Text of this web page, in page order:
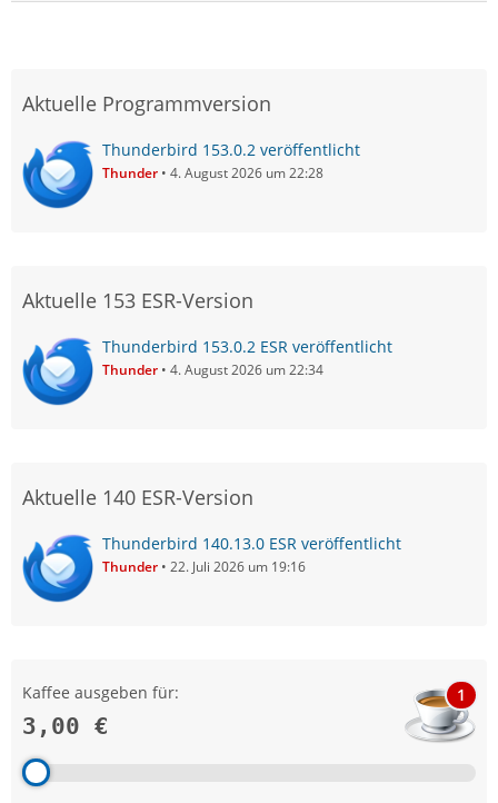
Aktuelle Programmversion
Thunderbird 153.0.2 veröffentlicht
Thunder 4. August 2026 um 22:28
Aktuelle 153 ESR-Version
Thunderbird 153.0.2 ESR veröffentlicht
Thunder 4. August 2026 um 22:34
Aktuelle 140 ESR-Version
Thunderbird 140.13.0 ESR veröffentlicht
Thunder 22. Juli 2026 um 19:16
Kaffee ausgeben für:
3,00 €
1